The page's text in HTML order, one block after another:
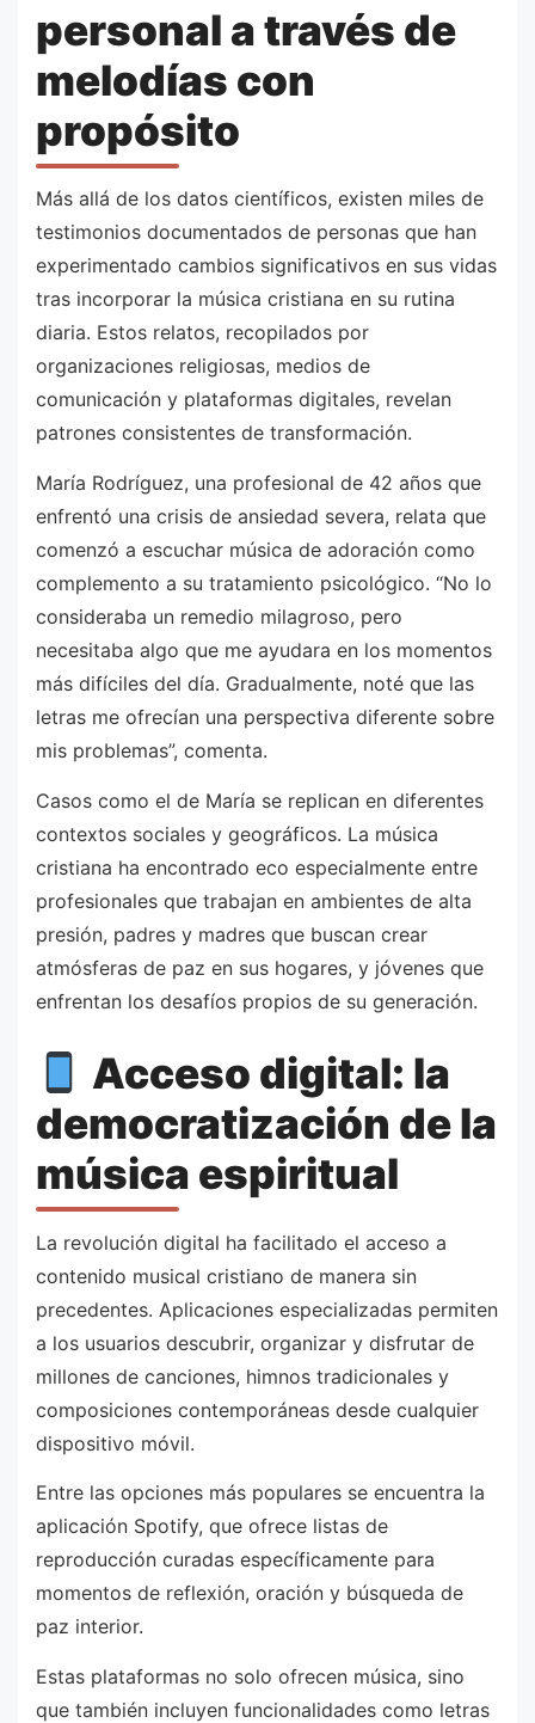
personal a través de
melodías con
propósito
Más allá de los datos científicos, existen miles de
testimonios documentados de personas que han
experimentado cambios significativos en sus vidas
tras incorporar la música cristiana en su rutina
diaria. Estos relatos, recopilados por
organizaciones religiosas, medios de
comunicación y plataformas digitales, revelan
patrones consistentes de transformación.
María Rodríguez, una profesional de 42 años que
enfrentó una crisis de ansiedad severa, relata que
comenzó a escuchar música de adoración como
complemento a su tratamiento psicológico. “No lo
consideraba un remedio milagroso, pero
necesitaba algo que me ayudara en los momentos
más difíciles del día. Gradualmente, noté que las
letras me ofrecían una perspectiva diferente sobre
mis problemas”, comenta.
Casos como el de María se replican en diferentes
contextos sociales y geográficos. La música
cristiana ha encontrado eco especialmente entre
profesionales que trabajan en ambientes de alta
presión, padres y madres que buscan crear
atmósferas de paz en sus hogares, y jóvenes que
enfrentan los desafíos propios de su generación.
Acceso digital: la
democratización de la
música espiritual
La revolución digital ha facilitado el acceso a
contenido musical cristiano de manera sin
precedentes. Aplicaciones especializadas permiten
a los usuarios descubrir, organizar y disfrutar de
millones de canciones, himnos tradicionales y
composiciones contemporáneas desde cualquier
dispositivo móvil.
Entre las opciones más populares se encuentra la
aplicación Spotify, que ofrece listas de
reproducción curadas específicamente para
momentos de reflexión, oración y búsqueda de
paz interior.
Estas plataformas no solo ofrecen música, sino
que también incluyen funcionalidades como letras